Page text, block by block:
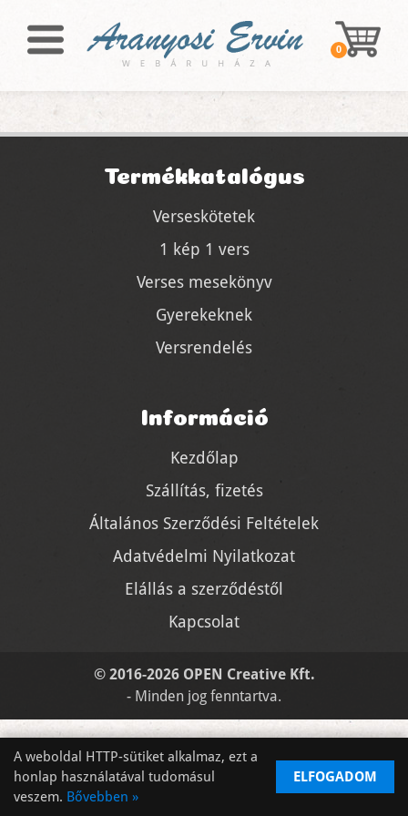
A weboldal HTTP-sütiket alkalmaz, ezt a
honlap használatával tudomásul
veszem. Bővebben »
ELFOGADOM
0
Termékkatalógus
Verseskötetek
1 kép 1 vers
Verses mesekönyv
Gyerekeknek
Versrendelés
Információ
Kezdőlap
Szállítás, fizetés
Általános Szerződési Feltételek
Adatvédelmi Nyilatkozat
Elállás a szerződéstől
Kapcsolat
© 2016-2026 OPEN Creative Kft.
- Minden jog fenntartva.